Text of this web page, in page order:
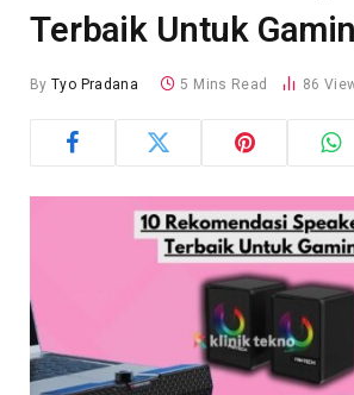
Terbaik Untuk
By Tyo Pradana 5 Mins Read 86